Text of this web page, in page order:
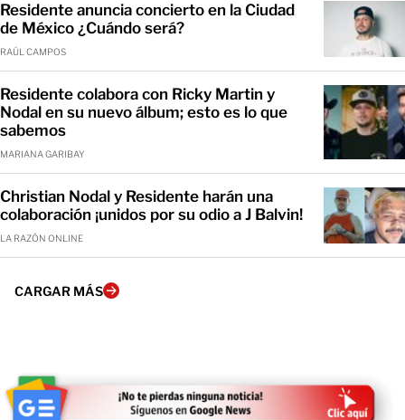
Residente anuncia concierto en la Ciudad
de México ¿Cuándo será?
RAÚL CAMPOS
Residente colabora con Ricky Martin y
Nodal en su nuevo álbum; esto es lo que
sabemos
MARIANA GARIBAY
Christian Nodal y Residente harán una
colaboración ¡unidos por su odio a J Balvin!
LA RAZÓN ONLINE
CARGAR MÁS